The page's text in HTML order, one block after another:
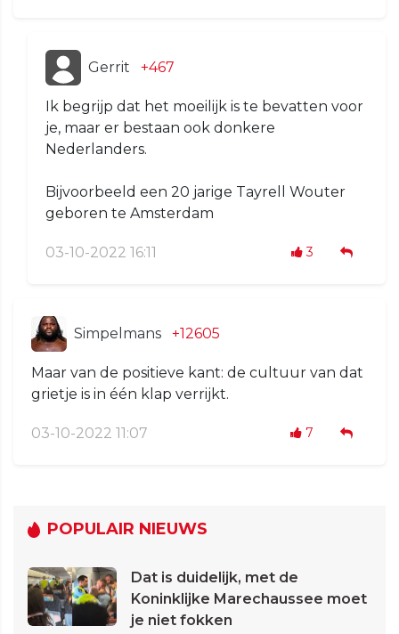
Gerrit +467
Ik begrijp dat het moeilijk is te bevatten voor
je, maar er bestaan ook donkere
Nederlanders.
Bijvoorbeeld een 20 jarige Tayrell Wouter
geboren te Amsterdam
03-10-2022 16:11 3
Simpelmans +12605
Maar van de positieve kant: de cultuur van dat
grietje is in één klap verrijkt.
03-10-2022 11:07 7
POPULAIR NIEUWS
Dat is duidelijk, met de
Koninklijke Marechaussee moet
je niet fokken